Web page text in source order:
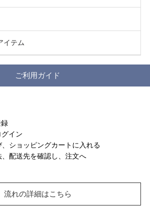
イテム
ご利用ガイド
イン
ショッピングカートに入れる
配送先を確認し、注文へ
流れの詳細はこちら